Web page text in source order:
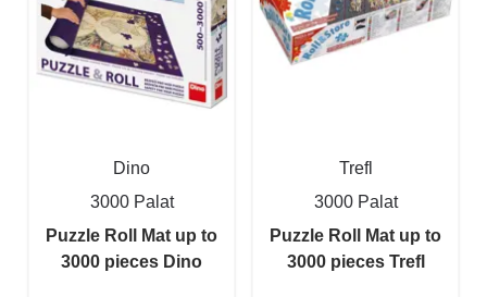
Dino
3000 Palat
Puzzle Roll Mat up to
3000 pieces Dino
Trefl
3000 Palat
Puzzle Roll Mat up to
3000 pieces Trefl